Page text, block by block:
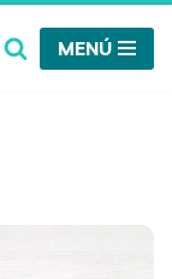
MENÚ